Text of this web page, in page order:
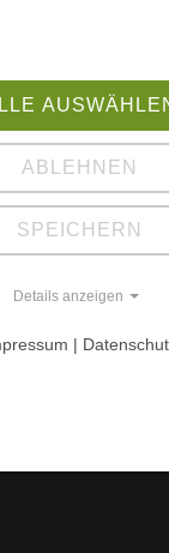
ABLEHNEN
SPEICHERN
Details anzeigen
|